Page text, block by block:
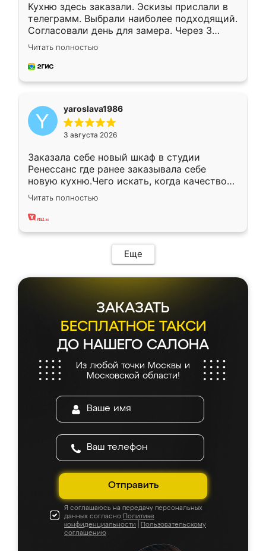
Кухню здесь заказали. Эскизы прислали в
телеграмм. Выбрали наиболее подходящий.
Согласовали день для замера. Через 3
недели кухня была уже готова. Остались
довольны работой. Спасибо Ренессанс
мебель за качественную работу!
Читать полностью
yaroslava1986
3 августа 2026
Заказала себе новый шкаф в студии
Ренессанс где ранее заказывала себе
новую кухню.Чего искать, когда качеством
вполне довольна. Служит кухня уже почти
два года, нареканий нет.
Читать полностью
Еще
ЗАКАЗАТЬ
БЕСПЛАТНОЕ ТАКСИ
ДО НАШЕГО САЛОНА
Из любой точки Москвы и
Московской области!
Отправить
Я соглашаюсь на передачу персональных
данных согласно Политике
конфиденциальности
Пользовательскому
соглашению